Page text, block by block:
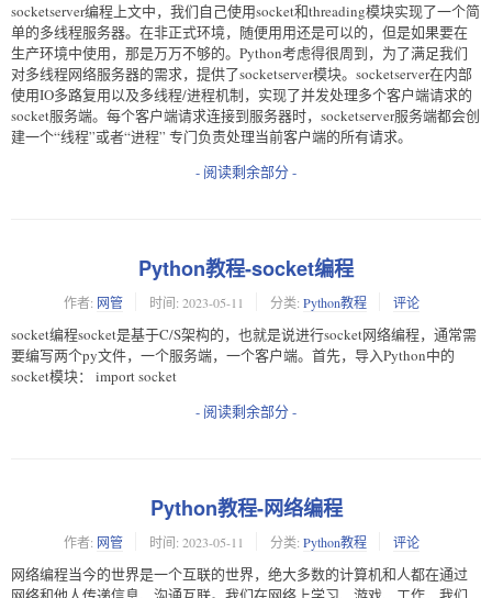
socketserver编程上文中，我们自己使用socket和threading模块实现了一个简
单的多线程服务器。在非正式环境，随便用用还是可以的，但是如果要在
生产环境中使用，那是万万不够的。Python考虑得很周到，为了满足我们
对多线程网络服务器的需求，提供了socketserver模块。socketserver在内部
使用IO多路复用以及多线程/进程机制，实现了并发处理多个客户端请求的
socket服务端。每个客户端请求连接到服务器时，socketserver服务端都会创
建一个“线程”或者“进程” 专门负责处理当前客户端的所有请求。
- 阅读剩余部分 -
Python教程-socket编程
作者: 网管 时间: 2023-05-11 分类: Python教程 评论
socket编程socket是基于C/S架构的，也就是说进行socket网络编程，通常需
要编写两个py文件，一个服务端，一个客户端。首先，导入Python中的
socket模块： import socket
- 阅读剩余部分 -
Python教程-网络编程
作者: 网管 时间: 2023-05-11 分类: Python教程 评论
网络编程当今的世界是一个互联的世界，绝大多数的计算机和人都在通过